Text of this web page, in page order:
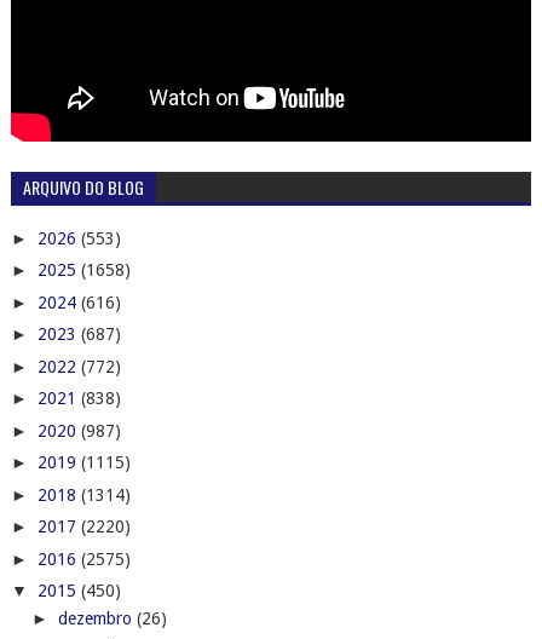
ARQUIVO DO BLOG
► 2026 (553)
► 2025 (1658)
► 2024 (616)
► 2023 (687)
► 2022 (772)
► 2021 (838)
► 2020 (987)
► 2019 (1115)
► 2018 (1314)
► 2017 (2220)
► 2016 (2575)
▼ 2015 (450)
► dezembro (26)